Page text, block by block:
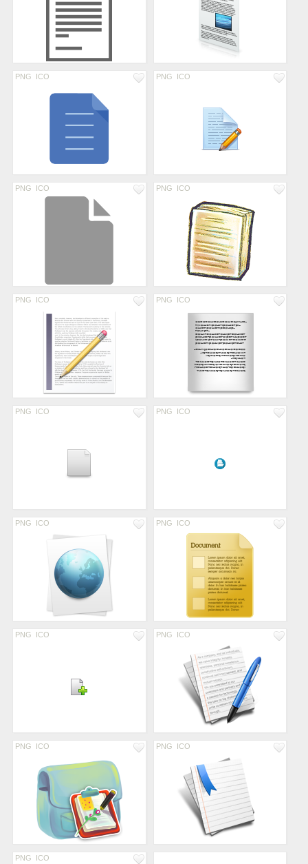
PNG ICO PNG ICO
PNG ICO PNG ICO
PNG ICO PNG ICO
PNG ICO PNG ICO
PNG ICO PNG ICO
PNG ICO PNG ICO
PNG ICO PNG ICO
PNG ICO